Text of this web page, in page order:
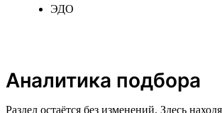
ЭДО
Аналитика подбора
Раздел остаётся без изменений. Здесь